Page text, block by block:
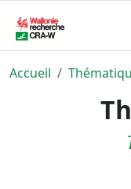
Accueil